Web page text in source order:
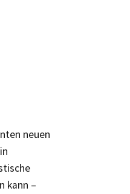
neuen
kann –